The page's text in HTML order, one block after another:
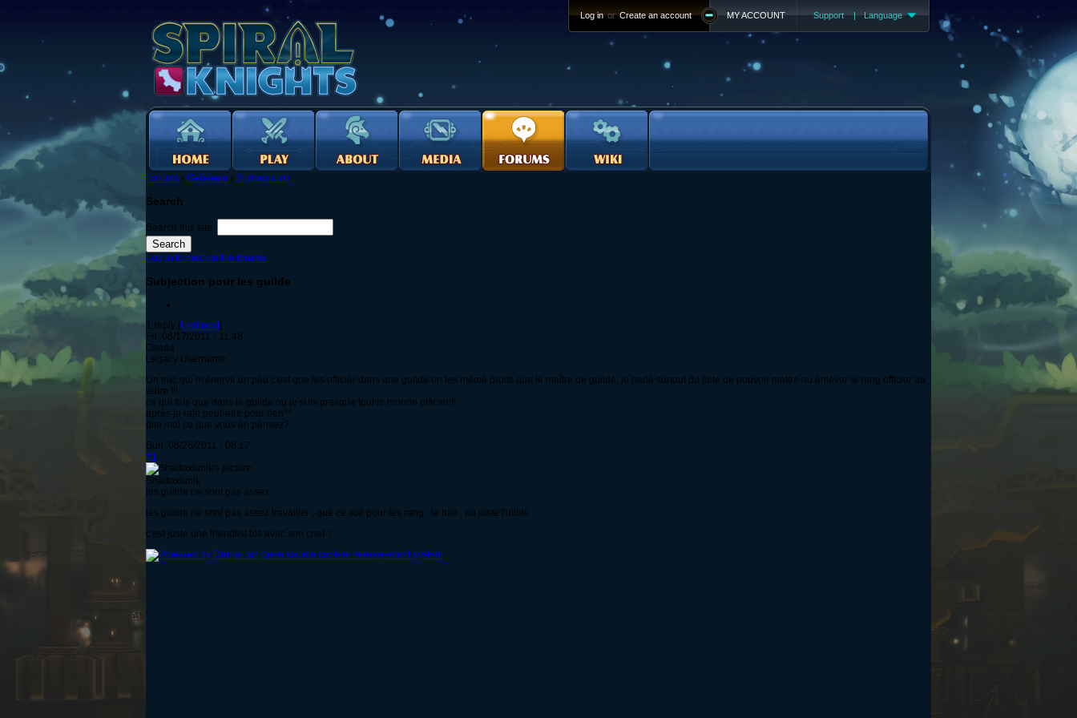
Support | Language
MY ACCOUNT
Log in or Create an account
Forums › Générale › Suggestions
Search
Search this site:
Log in to post on the forums
Subjection pour les guilde
1 reply [Last post]
Fri, 06/17/2011 - 11:48
Osada
Legacy Username
Un truc qui m'énerve un peu c'est que les officier dans une guilde on les même droits que le maître de guilde, je parle surtout du faite de pouvoir mettre ou enlever le rang officier au
autre !!!
ce qui fais que dans la guilde ou je suis presque tout le monde officier!!!
après je rale peut-etre pour rien^^
dite moi ce que vous en pensez?
Sun, 06/26/2011 - 08:17
#1
Shadoxlunik
les guilde ne sont pas assez
les guilde ne sont pas assez travailler , que ce soit pour les rang , le hall , ou juste l'utilité
c'est juste une friendlist bis avec son chat :/